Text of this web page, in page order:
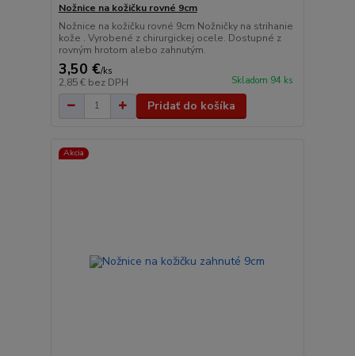
Nožnice na kožičku rovné 9cm
Nožnice na kožičku rovné 9cm Nožničky na strihanie
kože . Vyrobené z chirurgickej ocele. Dostupné z
rovným hrotom alebo zahnutým.
3,50 €/ks
2,85 € bez DPH Skladom 94 ks
Pridať do košíka
Akcia